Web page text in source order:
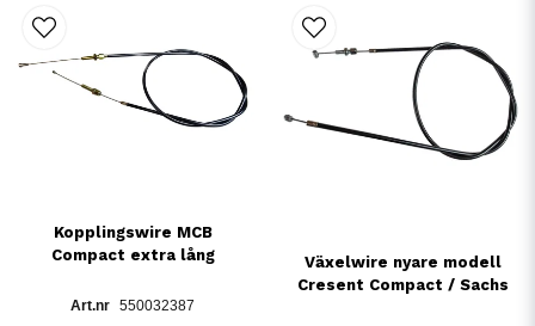
Kopplingswire MCB
Compact extra lång
550032387
Växelwire nyare modell
Cresent Compact / Sachs